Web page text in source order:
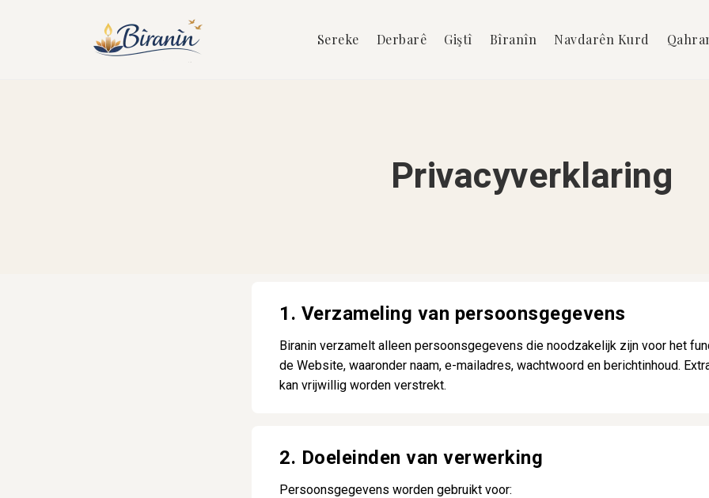
Sereke Derbarê Giştî Bîranîn Navdarên Kurd
Privacyverklaring
1. Verzameling van persoonsgegevens
Biranin verzamelt alleen persoonsgegevens die noodzakelijk zijn voor het
de Website, waaronder naam, e-mailadres, wachtwoord en berichtinhoud.
kan vrijwillig worden verstrekt.
2. Doeleinden van verwerking
Persoonsgegevens worden gebruikt voor: